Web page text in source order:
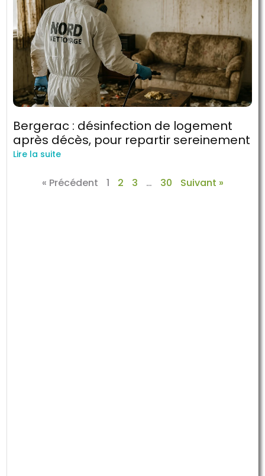
Bergerac : désinfection de logement
après décès, pour repartir sereinement
Lire la suite
« Précédent 1 2 3 … 30 Suivant »